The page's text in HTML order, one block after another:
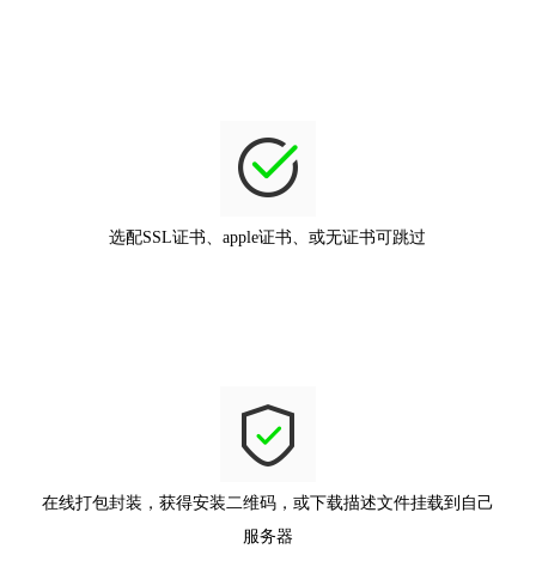
选配SSL证书、apple证书、或无证书可跳过
在线打包封装，获得安装二维码，或下载描述文件挂载到自己
服务器